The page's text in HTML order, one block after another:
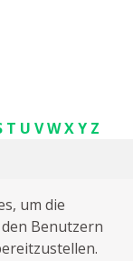
T U VWXY Z
um die
Benutzern